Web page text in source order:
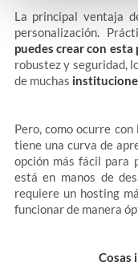
La principal ventaja
personalización.
puedes crear con
robustez y seguridad,
de muchas
Pero, como ocurre
tiene una curva de
opción más fácil para
está en manos de
requiere un hosting
funcionar de manera
Cosas